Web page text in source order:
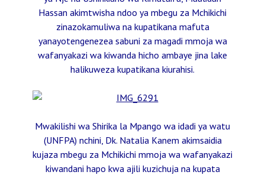
Hassan akimtwisha ndoo ya mbegu za Mchikichi
zinazokamuliwa na kupatikana mafuta
yanayotengenezea sabuni za magadi mmoja wa
wafanyakazi wa kiwanda hicho ambaye jina lake
halikuweza kupatikana kiurahisi.
Mwakilishi wa Shirika la Mpango wa idadi ya watu
(UNFPA) nchini, Dk. Natalia Kanem akimsaidia
kujaza mbegu za Mchikichi mmoja wa wafanyakazi
kiwandani hapo kwa ajili kuzichuja na kupata